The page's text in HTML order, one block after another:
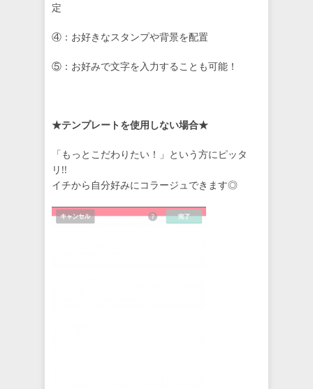
定
④：お好きなスタンプや背景を配置
⑤：お好みで文字を入力することも可能！
★テンプレートを使用しない場合★
「もっとこだわりたい！」という方にピッタ
リ!!
イチから自分好みにコラージュできます◎